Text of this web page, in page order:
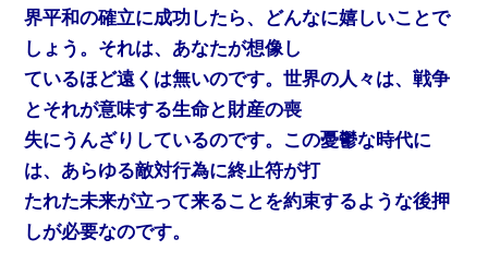
界平和の確立に成功したら、どんなに嬉しいことで
しょう。それは、あなたが想像し
ているほど遠くは無いのです。世界の人々は、戦争
とそれが意味する生命と財産の喪
失にうんざりしているのです。この憂鬱な時代に
は、あらゆる敵対行為に終止符が打
たれた未来が立って来ることを約束するような後押
しが必要なのです。